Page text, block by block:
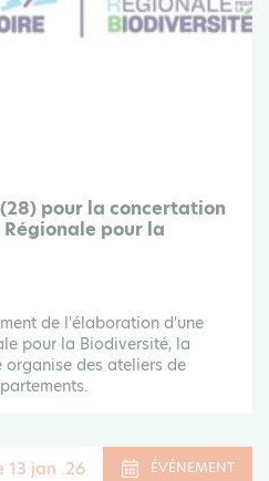
pour la concertation
pour la
de l'élaboration d'une
pour la Biodiversité, la
organise des ateliers de
13 jan .26 ÉVÉNEMENT